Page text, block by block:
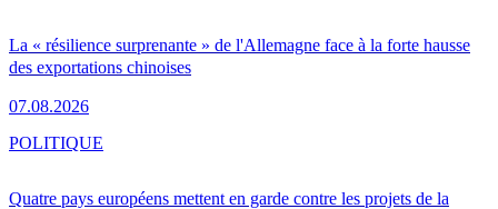
La « résilience surprenante » de l'Allemagne face à la forte hausse
des exportations chinoises
07.08.2026
Quatre pays européens mettent en garde contre les projets de la
POLITIQUE